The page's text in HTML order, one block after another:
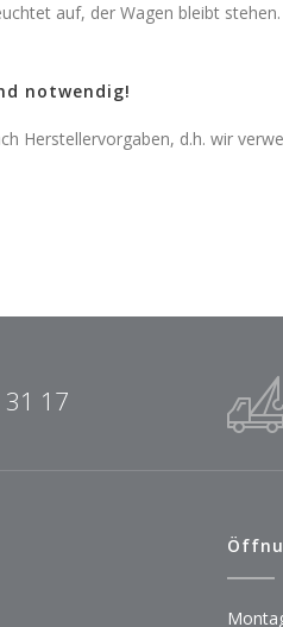
auf, der Wagen bleibt
notwendig!
Herstellervorgaben, d.h. wir
17